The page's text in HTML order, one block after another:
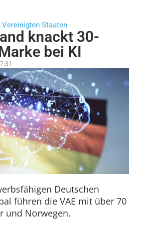
Staaten
knackt 30-
bei KI
Deutschen
führen die VAE mit über 70
und Norwegen.